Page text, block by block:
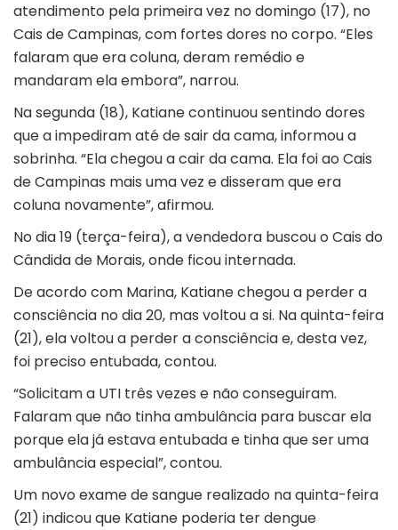
atendimento pela primeira vez no domingo (17), no
Cais de Campinas, com fortes dores no corpo. “Eles
falaram que era coluna, deram remédio e
mandaram ela embora”, narrou.
Na segunda (18), Katiane continuou sentindo dores
que a impediram até de sair da cama, informou a
sobrinha. “Ela chegou a cair da cama. Ela foi ao Cais
de Campinas mais uma vez e disseram que era
coluna novamente”, afirmou.
No dia 19 (terça-feira), a vendedora buscou o Cais do
Cândida de Morais, onde ficou internada.
De acordo com Marina, Katiane chegou a perder a
consciência no dia 20, mas voltou a si. Na quinta-feira
(21), ela voltou a perder a consciência e, desta vez,
foi preciso entubada, contou.
“Solicitam a UTI três vezes e não conseguiram.
Falaram que não tinha ambulância para buscar ela
porque ela já estava entubada e tinha que ser uma
ambulância especial”, contou.
Um novo exame de sangue realizado na quinta-feira
(21) indicou que Katiane poderia ter dengue